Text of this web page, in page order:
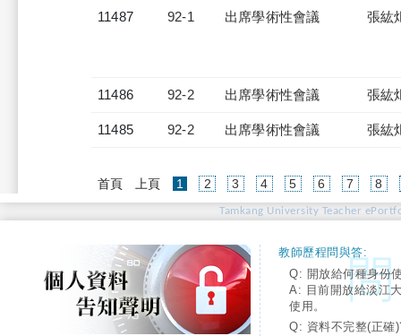
11487 92-1 出席學術性會議 張紘
11486 92-2 出席學術性會議 張紘
11485 92-2 出席學術性會議 張紘
首頁 上頁 1 (current)
2 3 4 5 6 7 8
Tamkang University Teacher
教師歷程問與答:
Q: 開放給何種身份
A: 目前開放給淡江
使用。
Q: 資料不完整(正確